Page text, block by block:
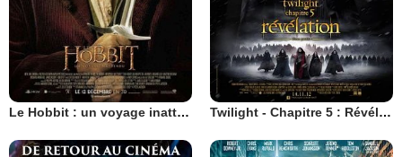
Le Hobbit : un voyage inattendu Twilight - Chapitre 5 : Révélation 2e partie